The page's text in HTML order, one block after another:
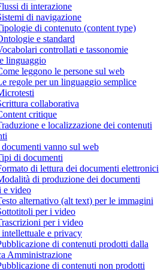
di interazione
di navigazione
di contenuto (content type)
e standard
controllati e tassonomie
linguaggio
leggono le persone sul web
regole per un linguaggio semplice
collaborativa
critique
e localizzazione dei contenuti
vanno sul web
di documenti
di lettura dei documenti elettronici
di produzione dei documenti
e video
alternativo (alt text) per le immagini
per i video
per i video
e privacy
di contenuti prodotti dalla
Amministrazione
di contenuti non prodotti